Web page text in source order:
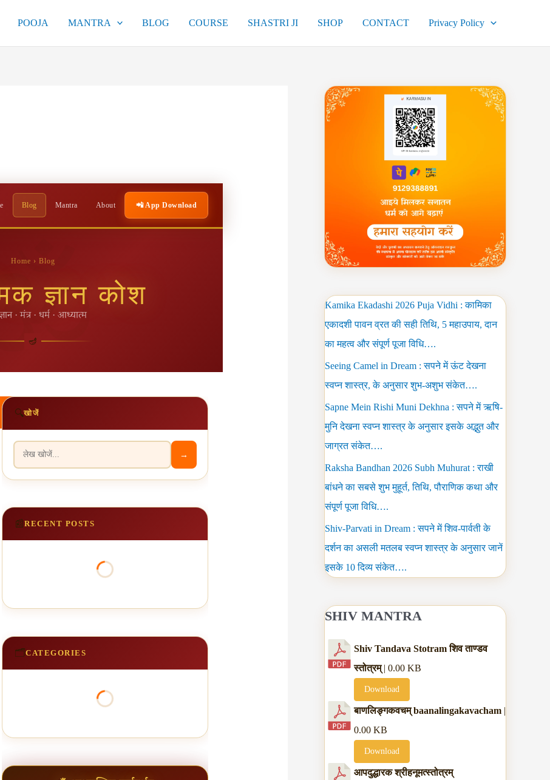
POOJA MANTRA BLOG COURSE SHASTRI JI SHOP CONTACT Privacy Policy
Blog Mantra About 📲 App Download
Home › Blog
ज्ञान कोश
· मंत्र · धर्म · आध्यात्म
🔍 खोजें
🔍खोजें
→
📰RECENT POSTS
🗂️CATEGORIES
Kamika Ekadashi 2026 Puja Vidhi : कामिका
एकादशी पावन व्रत की सही तिथि, 5 महाउपाय, दान
का महत्व और संपूर्ण पूजा विधि….
Seeing Camel in Dream : सपने में ऊंट देखना
स्वप्न शास्त्र, के अनुसार शुभ-अशुभ संकेत….
Sapne Mein Rishi Muni Dekhna : सपने में ऋषि-
मुनि देखना स्वप्न शास्त्र के अनुसार इसके अद्भुत और
जाग्रत संकेत….
Raksha Bandhan 2026 Subh Muhurat : राखी
बांधने का सबसे शुभ मुहूर्त, तिथि, पौराणिक कथा और
संपूर्ण पूजा विधि….
Shiv-Parvati in Dream : सपने में शिव-पार्वती के
दर्शन का असली मतलब स्वप्न शास्त्र के अनुसार जानें
इसके 10 दिव्य संकेत….
SHIV MANTRA
Shiv Tandava Stotram शिव ताण्डव
स्तोत्रम्| 0.00 KB
Download
बाणलिङ्गकवचम् baanalingakavacham |
0.00 KB
Download
आपदुद्धारक श्रीहनूमत्स्तोत्रम्